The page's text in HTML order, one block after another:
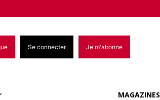
Se connecter Je m'abonne
MAGAZINES